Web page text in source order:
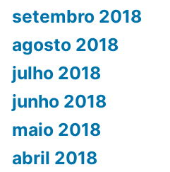
setembro 2018
agosto 2018
julho 2018
junho 2018
maio 2018
abril 2018